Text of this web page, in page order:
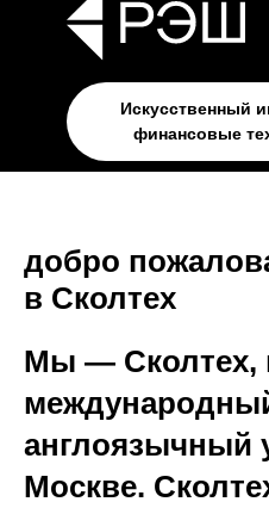
Искусственный
финансовые
добро
в Сколтех
Мы — Сколтех,
англоязычный
Москве.